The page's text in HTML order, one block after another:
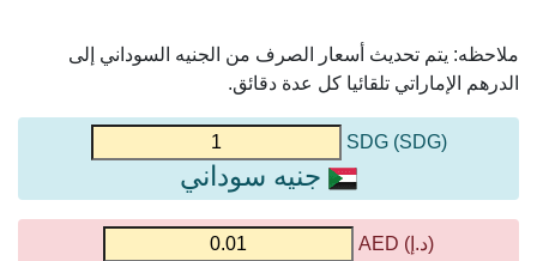
ملاحظه: يتم تحديث أسعار الصرف من الجنيه السوداني إلى
الدرهم الإماراتي تلقائيا كل عدة دقائق.
(SDG) SDG
جنيه سوداني
(د.إ) AED